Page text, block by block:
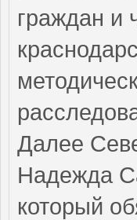
граждан и
Далее
Надежда
который